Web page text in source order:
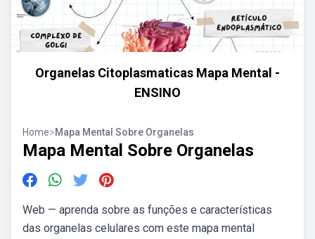
Organelas Citoplasmaticas Mapa Mental -
ENSINO
Home>Mapa Mental Sobre Organelas
Mapa Mental Sobre Organelas
Web — aprenda sobre as funções e características
das organelas celulares com este mapa mental